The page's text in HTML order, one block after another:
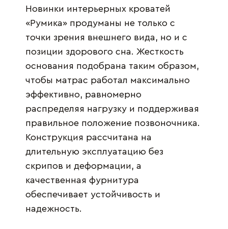
Новинки интерьерных кроватей
«Румика» продуманы не только с
точки зрения внешнего вида, но и с
позиции здорового сна. Жесткость
основания подобрана таким образом,
чтобы матрас работал максимально
эффективно, равномерно
распределяя нагрузку и поддерживая
правильное положение позвоночника.
Конструкция рассчитана на
длительную эксплуатацию без
скрипов и деформации, а
качественная фурнитура
обеспечивает устойчивость и
надежность.